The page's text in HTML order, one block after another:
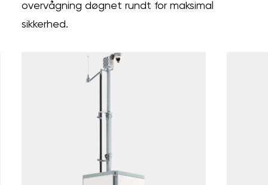
overvågning døgnet rundt for maksimal
sikkerhed.